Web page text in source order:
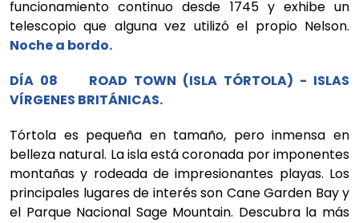
funcionamiento continuo desde 1745 y exhibe un
telescopio que alguna vez utilizó el propio Nelson.
Noche a bordo.
DÍA 08 ROAD TOWN (ISLA TÓRTOLA) - ISLAS
VÍRGENES BRITÁNICAS.
Tórtola es pequeña en tamaño, pero inmensa en
belleza natural. La isla está coronada por imponentes
montañas y rodeada de impresionantes playas. Los
principales lugares de interés son Cane Garden Bay y
el Parque Nacional Sage Mountain. Descubra la más